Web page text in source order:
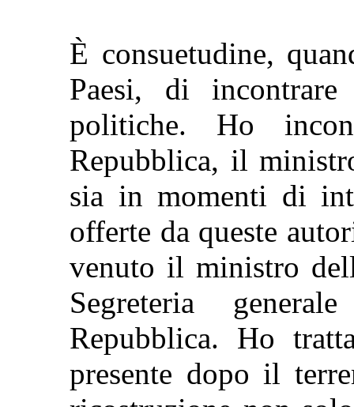
È consuetudine,
Paesi, di
politiche. Ho
Repubblica, il
sia in momenti di
offerte da queste
venuto il ministro
Segreteria
Repubblica. Ho
presente dopo il